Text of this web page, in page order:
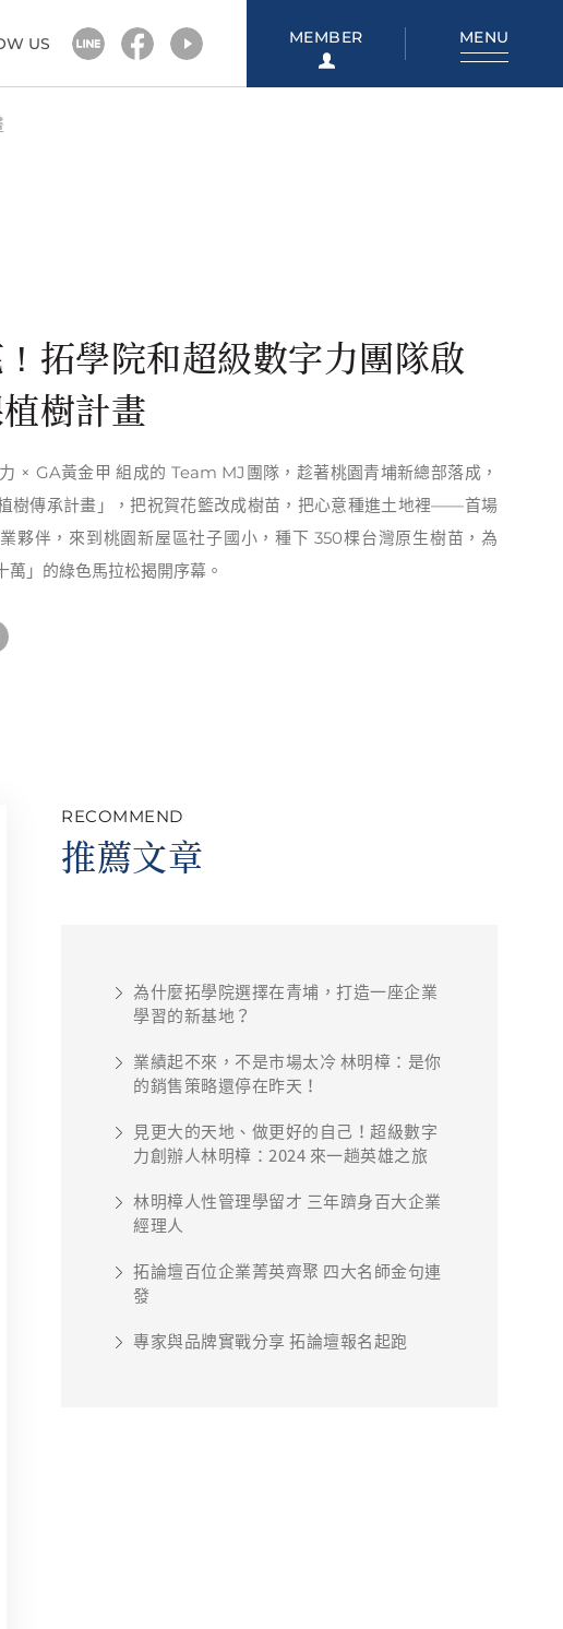
US MEMBER MENU
拓學院和超級數字力團隊啟
樹計畫
× GA黃金甲 組成的 Team MJ團隊，趁著桃園青埔新總部落成，
樹傳承計畫」，把祝賀花籃改成樹苗，把心意種進土地裡——首場
夥伴，來到桃園新屋區社子國小，種下 350棵台灣原生樹苗，為
萬」的綠色馬拉松揭開序幕。
RECOMMEND
推薦文章
為什麼拓學院選擇在青埔，打造一座企業
學習的新基地？
業績起不來，不是市場太冷 林明樟：是你
的銷售策略還停在昨天！
見更大的天地、做更好的自己！超級數字
力創辦人林明樟：2024 來一趟英雄之旅
林明樟人性管理學留才 三年躋身百大企業
經理人
拓論壇百位企業菁英齊聚 四大名師金句連
發
專家與品牌實戰分享 拓論壇報名起跑